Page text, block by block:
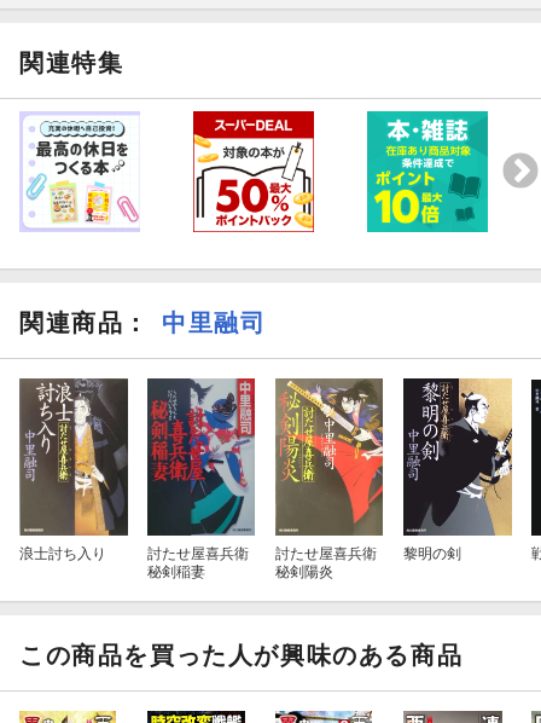
関連特集
関連商品 ： 中里融司
浪士討ち入り
討たせ屋喜兵衛
秘剣稲妻
討たせ屋喜兵衛
秘剣陽炎
黎明の剣
この商品を買った人が興味のある商品